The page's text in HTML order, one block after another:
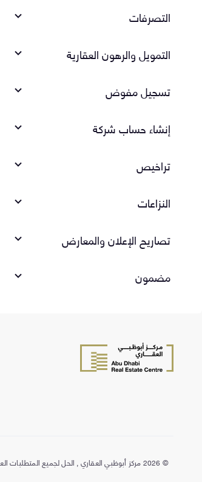
التصرفات
التمويل والرهون العقارية
تسجيل مفوض
إنشاء حساب شركة
تراخيص
النزاعات
تصاريح الإعلان والمعارض
مضمون
©2026 مركز أبوظبي العقاري , الحل لجميع المتطلبات العقارية في أبوظبي